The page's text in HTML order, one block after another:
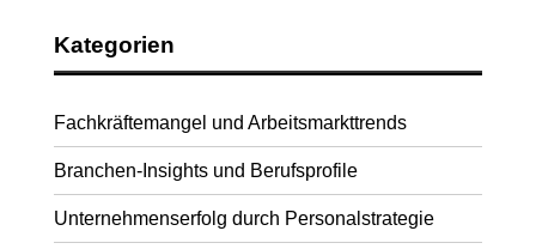
Kategorien
Fachkräftemangel und Arbeitsmarkttrends
Branchen-Insights und Berufsprofile
Unternehmenserfolg durch Personalstrategie